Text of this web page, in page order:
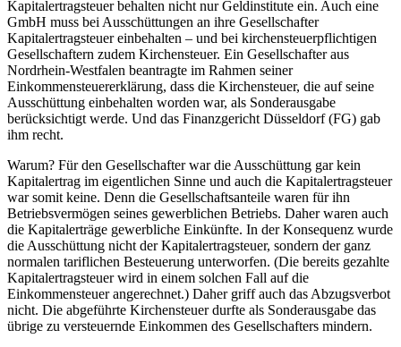
Kapitalertragsteuer behalten nicht nur Geldinstitute ein. Auch eine
GmbH muss bei Ausschüttungen an ihre Gesellschafter
Kapitalertragsteuer einbehalten – und bei kirchensteuerpflichtigen
Gesellschaftern zudem Kirchensteuer. Ein Gesellschafter aus
Nordrhein-Westfalen beantragte im Rahmen seiner
Einkommensteuererklärung, dass die Kirchensteuer, die auf seine
Ausschüttung einbehalten worden war, als Sonderausgabe
berücksichtigt werde. Und das Finanzgericht Düsseldorf (FG) gab
ihm recht.
Warum? Für den Gesellschafter war die Ausschüttung gar kein
Kapitalertrag im eigentlichen Sinne und auch die Kapitalertragsteuer
war somit keine. Denn die Gesellschaftsanteile waren für ihn
Betriebsvermögen seines gewerblichen Betriebs. Daher waren auch
die Kapitalerträge gewerbliche Einkünfte. In der Konsequenz wurde
die Ausschüttung nicht der Kapitalertragsteuer, sondern der ganz
normalen tariflichen Besteuerung unterworfen. (Die bereits gezahlte
Kapitalertragsteuer wird in einem solchen Fall auf die
Einkommensteuer angerechnet.) Daher griff auch das Abzugsverbot
nicht. Die abgeführte Kirchensteuer durfte als Sonderausgabe das
übrige zu versteuernde Einkommen des Gesellschafters mindern.